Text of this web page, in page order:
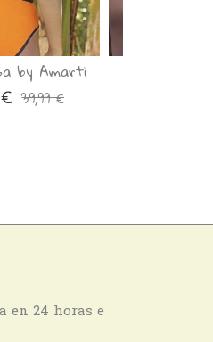
by Amarti
€39,99 €
en 24 horas e